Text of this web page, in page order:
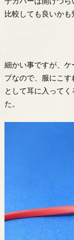
比較しても良いかも
細かい事ですが、
プなので、服にこ
として耳に入って
た。